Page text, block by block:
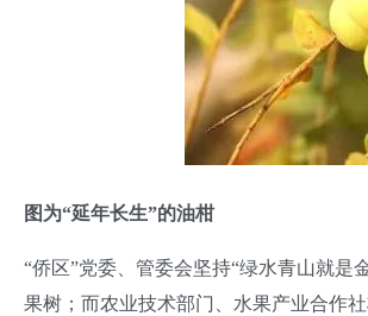
图为“延年长生”的油柑
“侨区”党委、管委会坚持“绿水青山就
果树；而农业技术部门、水果产业合作